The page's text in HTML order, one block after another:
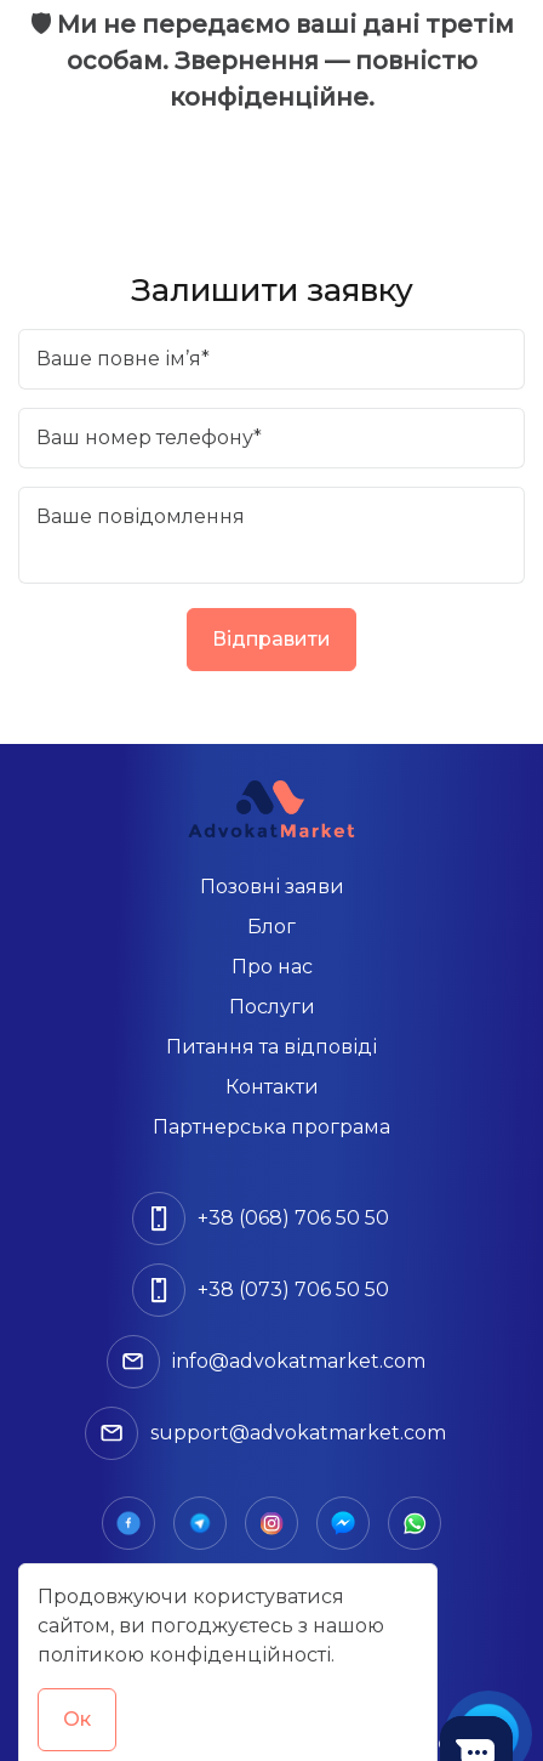
🛡 Ми не передаємо ваші дані третім
особам. Звернення — повністю
конфіденційне.
Залишити заявку
Ваше повне ім’я*
Ваш номер телефону*
Ваше повідомлення
Відправити
Позовні заяви
Блог
Про нас
Послуги
Питання та відповіді
Контакти
Партнерська програма
+38 (068) 706 50 50
+38 (073) 706 50 50
info@advokatmarket.com
support@advokatmarket.com
Політика конфіденційності
© 2026 Advokat Market | Всі права захищені
Продовжуючи користуватися
сайтом, ви погоджуєтесь з нашою
політикою конфіденційності.
Oк